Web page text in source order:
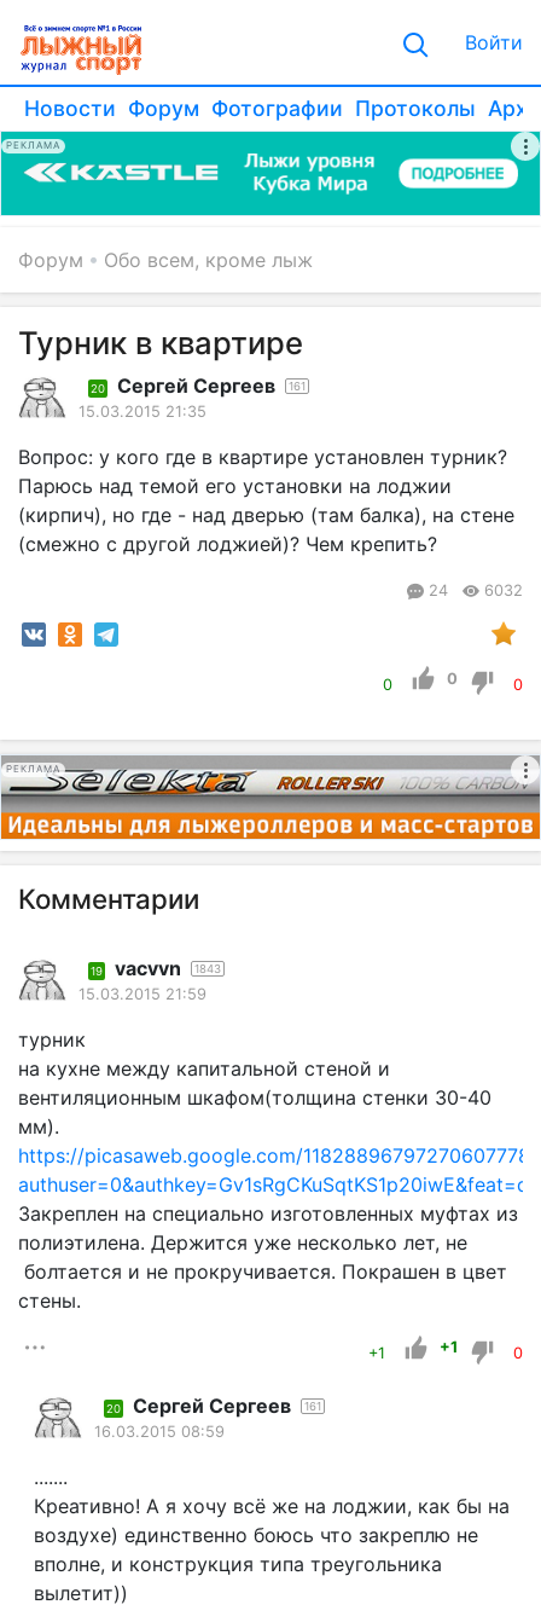
Войти
Новости Форум Фотографии Протоколы
РЕКЛАМА
Форум Обо всем, кроме лыж
Турник в квартире
20 Сергей Сергеев 161
15.03.2015 21:35
Вопрос: у кого где в квартире установлен турник?
Парюсь над темой его установки на лоджии
(кирпич), но где - над дверью (там балка), на стене
(смежно с другой лоджией)? Чем крепить?
24 6032
0 0 0
РЕКЛАМА
Комментарии
19 vacvvn 1843
15.03.2015 21:59
турник
на кухне между капитальной стеной и
вентиляционным шкафом(толщина стенки 30-40
мм).
https://picasaweb.google.com/
Закреплен на специально изготовленных муфтах из
полиэтилена. Держится уже несколько лет, не
болтается и не прокручивается. Покрашен в цвет
стены.
+1 +1 0
20 Сергей Сергеев 161
16.03.2015 08:59
.......
Креативно! А я хочу всё же на лоджии, как бы на
воздухе) единственно боюсь что закреплю не
вполне, и конструкция типа треугольника
вылетит))